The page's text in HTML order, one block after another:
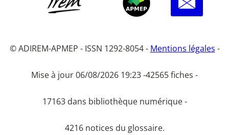
© ADIREM-APMEP - ISSN 1292-8054 - Mentions légales -
Mise à jour 06/08/2026 19:23 -42565 fiches -
17163 dans bibliothèque numérique -
4216 notices du glossaire.